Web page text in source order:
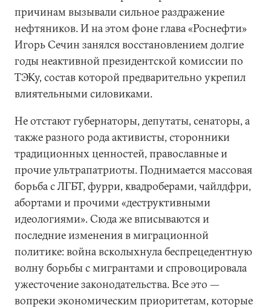
причинам вызывали сильное раздражение
нефтяников. И на этом фоне глава «Роснефти»
Игорь Сечин занялся восстановлением долгие
годы неактивной президентской комиссии по
ТЭКу, состав которой предварительно укрепил
влиятельными силовиками.
Не отстают губернаторы, депутаты, сенаторы, а
также разного рода активисты, сторонники
традиционных ценностей, православные и
прочие ультрапатриоты. Поднимается массовая
борьба с ЛГБТ, фурри, квадроберами, чайлдфри,
абортами и прочими «деструктивными
идеологиями». Сюда же вписываются и
последние изменения в миграционной
политике: война всколыхнула беспрецедентную
волну борьбы с мигрантами и спровоцировала
ужесточение законодательства. Все это —
вопреки экономическим приоритетам, которые